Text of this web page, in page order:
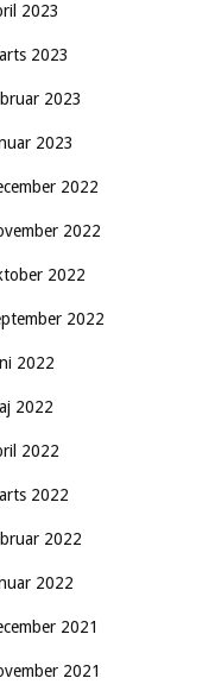
2023
2023
2023
2023
2022
2022
2022
2022
2022
2022
2022
2022
2022
2022
2021
2021